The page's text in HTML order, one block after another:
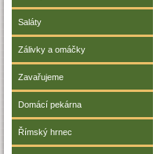
Saláty
Zálivky a omáčky
Zavařujeme
Domácí pekárna
Římský hrnec